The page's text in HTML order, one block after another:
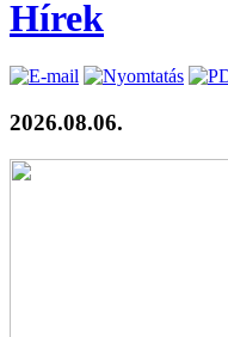
Hírek
2026.08.06.